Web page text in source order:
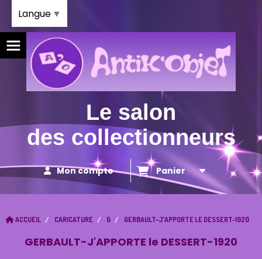
Le salon
des collectionneurs
Mon compte Panier
ACCUEIL CARICATURE G GERBAULT-J'APPORTE LE DESSERT-1920
GERBAULT-J'APPORTE le DESSERT-1920
Langue ▼